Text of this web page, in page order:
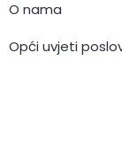
O nama
Opći uvjeti